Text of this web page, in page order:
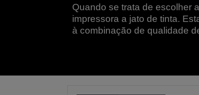
Quando se trata de escolher
impressora a jato de tinta.
à combinação de qualidade